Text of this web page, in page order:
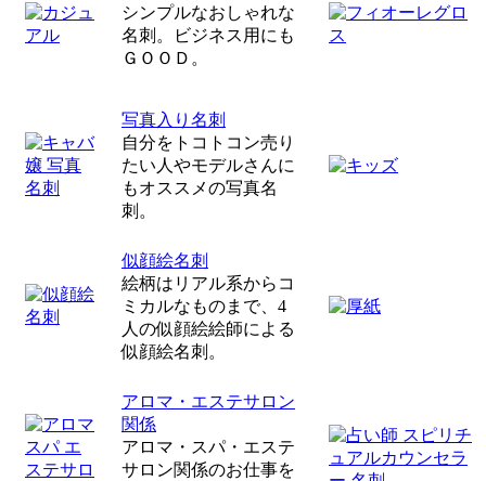
シンプルなおしゃれな
名刺。ビジネス用にも
ＧＯＯＤ。
写真入り名刺
自分をトコトコン売り
たい人やモデルさんに
もオススメの写真名
刺。
似顔絵名刺
絵柄はリアル系からコ
ミカルなものまで、4
人の似顔絵絵師による
似顔絵名刺。
アロマ・エステサロン
関係
アロマ・スパ・エステ
サロン関係のお仕事を